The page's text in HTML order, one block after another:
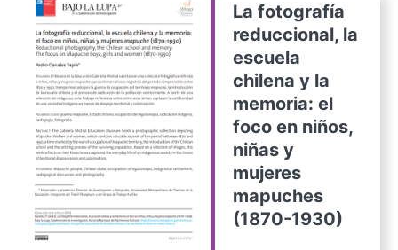
La fotografía
reduccional, la
escuela
chilena y la
memoria: el
foco en niños,
niñas y
mujeres
mapuches
(1870-1930)